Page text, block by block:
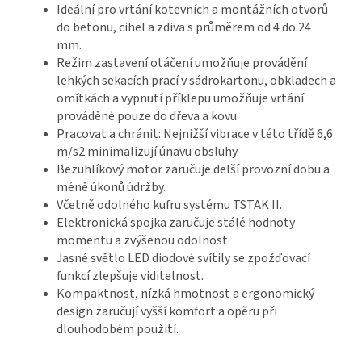
Ideální pro vrtání kotevních a montážních otvorů
do betonu, cihel a zdiva s průměrem od 4 do 24
mm.
Režim zastavení otáčení umožňuje provádění
lehkých sekacích prací v sádrokartonu, obkladech a
omítkách a vypnutí příklepu umožňuje vrtání
prováděné pouze do dřeva a kovu.
Pracovat a chránit: Nejnižší vibrace v této třídě 6,6
m/s2 minimalizují únavu obsluhy.
Bezuhlíkový motor zaručuje delší provozní dobu a
méně úkonů údržby.
Včetně odolného kufru systému TSTAK II.
Elektronická spojka zaručuje stálé hodnoty
momentu a zvýšenou odolnost.
Jasné světlo LED diodové svítily se zpožďovací
funkcí zlepšuje viditelnost.
Kompaktnost, nízká hmotnost a ergonomický
design zaručují vyšší komfort a opěru při
dlouhodobém použití.